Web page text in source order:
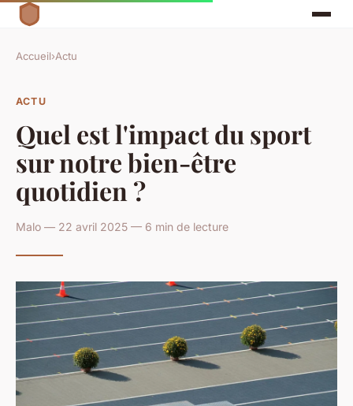
Accueil›Actu
ACTU
Quel est l'impact du sport
sur notre bien-être
quotidien ?
Malo — 22 avril 2025 — 6 min de lecture